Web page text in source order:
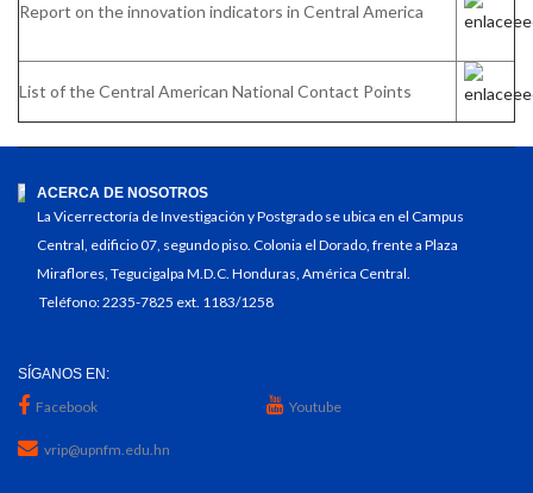
Report on the innovation indicators in Central America
List of the Central American National Contact Points
ACERCA DE NOSOTROS
La Vicerrectoría de Investigación y Postgrado se ubica en el Campus
Central, edificio 07, segundo piso. Colonia el Dorado, frente a Plaza
Miraflores, Tegucigalpa M.D.C. Honduras, América Central.
Teléfono: 2235-7825 ext. 1183/1258
SÍGANOS EN:
Facebook Youtube
vrip@upnfm.edu.hn